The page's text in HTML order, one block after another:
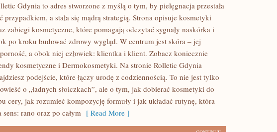
Gdynia to adres stworzone z myślą o tym, by pielęgnacja przestała
przypadkiem, a stała się mądrą strategią. Strona opisuje kosmetyki
zabiegi kosmetyczne, które pomagają odczytać sygnały naskórka i
po kroku budować zdrowy wygląd. W centrum jest skóra – jej
a obok niej człowiek: klientka i klient. Zobacz koniecznie
kosmetyczne i Dermokosmetyki. Na stronie Rolletic Gdynia
podejście, które łączy urodę z codziennością. To nie jest tylko
o „ładnych słoiczkach”, ale o tym, jak dobierać kosmetyki do
cery, jak rozumieć kompozycję formuły i jak układać rutynę, która
sens: rano oraz po całym [ Read More ]